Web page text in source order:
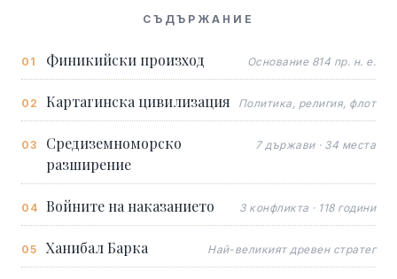
СЪДЪРЖАНИЕ
Финикийски произход Основание 814 пр. н. е.
Картагинска цивилизация Политика, религия, флот
Средиземноморско
разширение
7 държави · 34 места
Войните на наказанието 3 конфликта · 118 години
Ханибал Барка Най-великият древен стратег